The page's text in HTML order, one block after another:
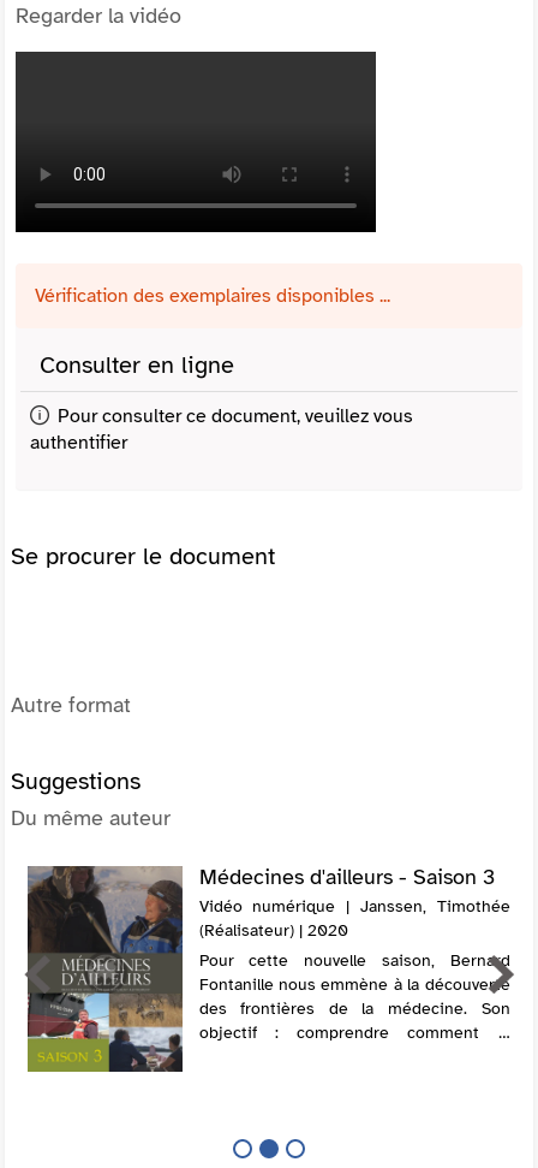
Regarder la vidéo
Vérification des exemplaires disponibles ...
Consulter en ligne
Pour consulter ce document, veuillez vous
authentifier
Se procurer le document
Autre format
Suggestions
Du même auteur
Médecines d'ailleurs - Saison 3
Vidéo numérique | Janssen, Timothée
(Réalisateur) | 2020
Pour cette nouvelle saison, Bernard
Fontanille nous emmène à la découverte
des frontières de la médecine. Son
objectif : comprendre comment la